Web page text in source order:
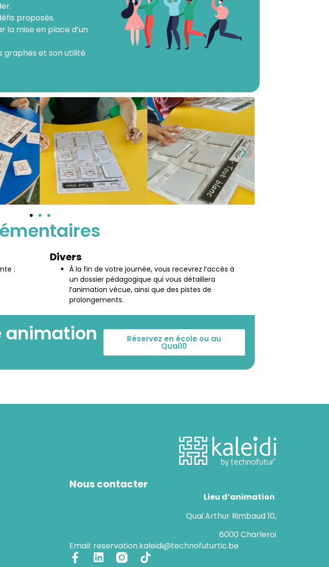
proposés.
la mise en place d’un
et son utilité
animation Réservez en école ou au
Quai10
:
Divers
À la fin de votre journée, vous recevrez l’accès à
un dossier pédagogique qui vous détaillera
l’animation vécue, ainsi que des pistes de
prolongements.
Nous contacter
Lieu d’animation
Quai Arthur Rimbaud 10,
6000 Charleroi
Email: reservation.kaleidi@technofuturtic.be